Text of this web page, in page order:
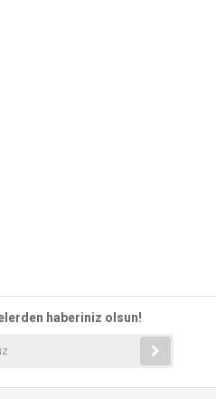
haberiniz olsun!